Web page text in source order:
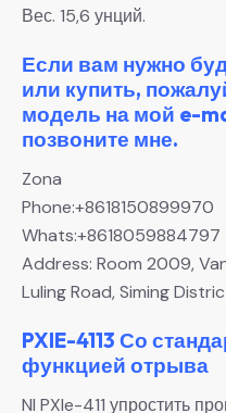
Вес. 15,6 унций.
Если вам нужно
или купить,
модель на мой e-
позвоните мне.
Zona
Phone:+8618150899970
Whats:+8618059884797
Address: Room 2009,
Luling Road, Siming
PXIE-4113 Со
функцией отрыва
NI PXIe-411 упростить